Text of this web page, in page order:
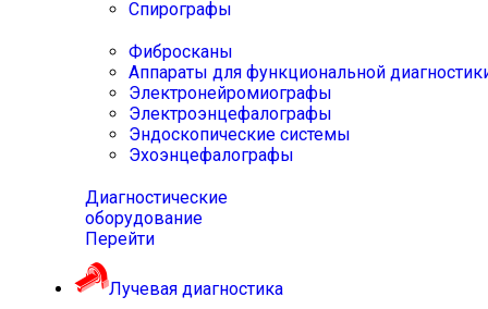
Спирографы
Фибросканы
Аппараты для функциональной
Электронейромиографы
Электроэнцефалографы
Эндоскопические системы
Эхоэнцефалографы
Диагностические
оборудование
Перейти
Лучевая диагностика